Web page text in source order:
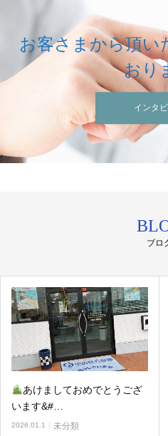
お客さまから頂い
おり
インタ
ブロ
あけましておめでとうござ
います&#…
2026.01.1 未分類